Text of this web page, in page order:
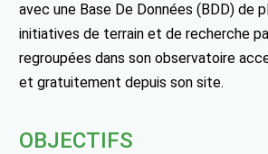
avec une Base De Données (BDD) de
initiatives de terrain et de recherche
regroupées dans son observatoire
et gratuitement depuis son site.
OBJECTIFS